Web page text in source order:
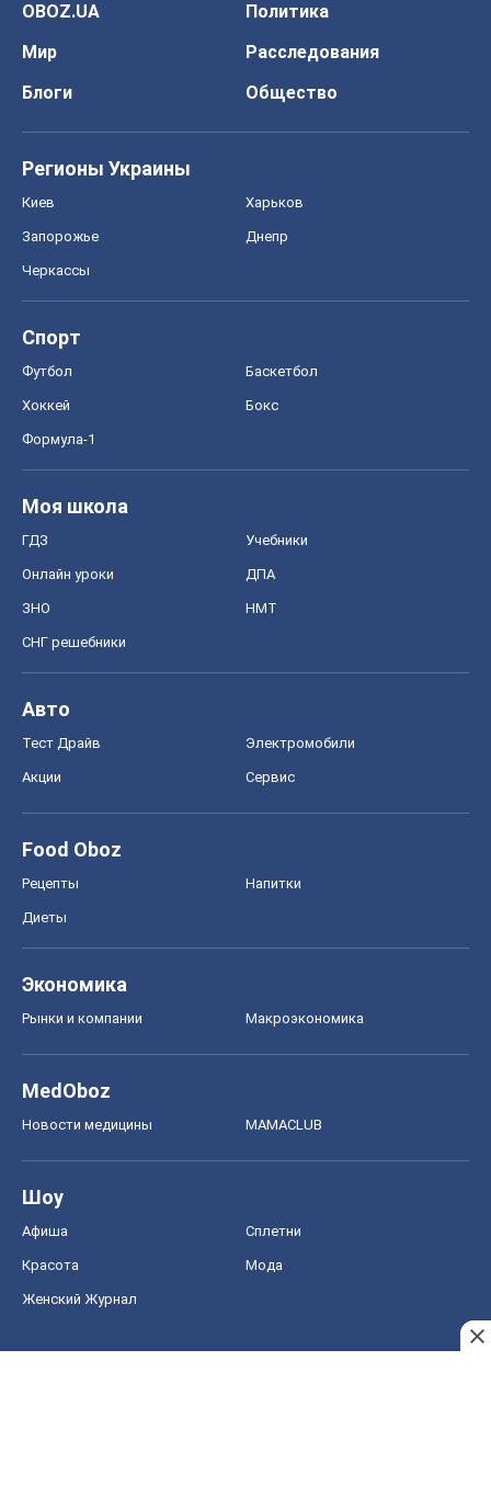
OBOZ.UA
Политика
Мир
Расследования
Блоги
Общество
Регионы Украины
Киев Харьков
Запорожье Днепр
Черкассы
Спорт
Футбол Баскетбол
Хоккей Бокс
Формула-1
Моя школа
ГДЗ Учебники
Онлайн уроки ДПА
ЗНО НМТ
СНГ решебники
Авто
Тест Драйв Электромобили
Акции Сервис
Food Oboz
Рецепты Напитки
Диеты
Экономика
Рынки и компании Mакроэкономика
MedOboz
Новости медицины MAMACLUB
Шоу
Афиша Сплетни
Красота Мода
Женский Журнал